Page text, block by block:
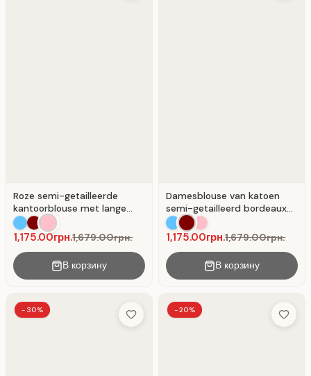
Roze semi-getailleerde
kantoorblouse met lange
mouwen
1,175.00грн.1,679.00грн.
В корзину
Damesblouse van katoen
semi-getailleerd bordeaux
voor kantoor Bordeaux
1,175.00грн.1,679.00грн.
В корзину
-30%
Add to Wish List
-20%
Add to